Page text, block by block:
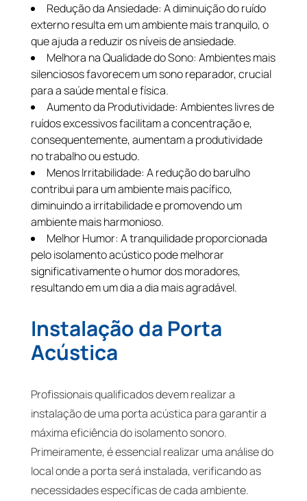
Redução da Ansiedade: A diminuição do ruído
externo resulta em um ambiente mais tranquilo, o
que ajuda a reduzir os níveis de ansiedade.
Melhora na Qualidade do Sono: Ambientes mais
silenciosos favorecem um sono reparador, crucial
para a saúde mental e física.
Aumento da Produtividade: Ambientes livres de
ruídos excessivos facilitam a concentração e,
consequentemente, aumentam a produtividade
no trabalho ou estudo.
Menos Irritabilidade: A redução do barulho
contribui para um ambiente mais pacífico,
diminuindo a irritabilidade e promovendo um
ambiente mais harmonioso.
Melhor Humor: A tranquilidade proporcionada
pelo isolamento acústico pode melhorar
significativamente o humor dos moradores,
resultando em um dia a dia mais agradável.
Instalação da Porta
Acústica
Profissionais qualificados devem realizar a
instalação de uma porta acústica para garantir a
máxima eficiência do isolamento sonoro.
Primeiramente, é essencial realizar uma análise do
local onde a porta será instalada, verificando as
necessidades específicas de cada ambiente.